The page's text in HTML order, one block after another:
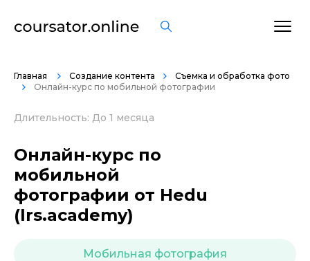
Главная Создание контента
Съемка и обработка фото
Онлайн-курс по мобильной фотографии
Длительность: До 1 месяца
Онлайн-курс по
мобильной
фотографии от Hedu
(Irs.academy)
Мобильная фотография